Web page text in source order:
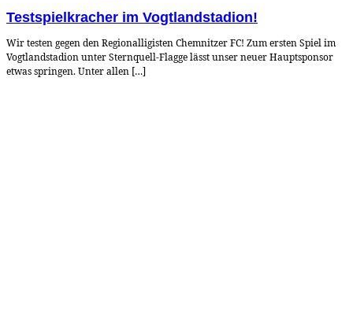
Testspielkracher im Vogtlandstadion!
Wir testen gegen den Regionalligisten Chemnitzer FC! Zum ersten Spiel im
Vogtlandstadion unter Sternquell-Flagge lässt unser neuer Hauptsponsor
etwas springen. Unter allen […]